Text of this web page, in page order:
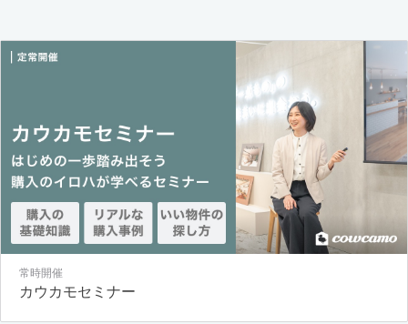
常時開催
カウカモセミナー